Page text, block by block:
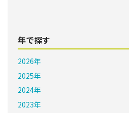
年で探す
2026年
2025年
2024年
2023年